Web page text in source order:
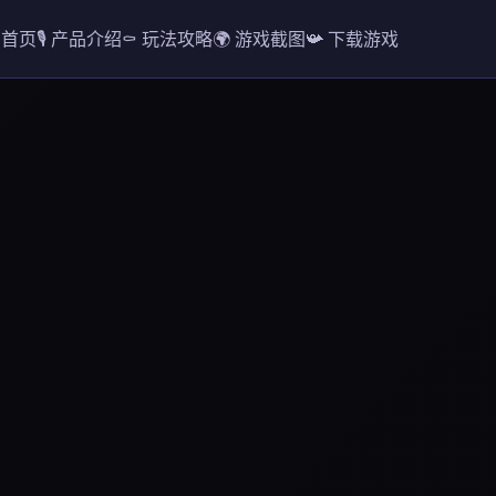
页🎙️ 产品介绍⚰️ 玩法攻略🌍 游戏截图📯 下载游戏